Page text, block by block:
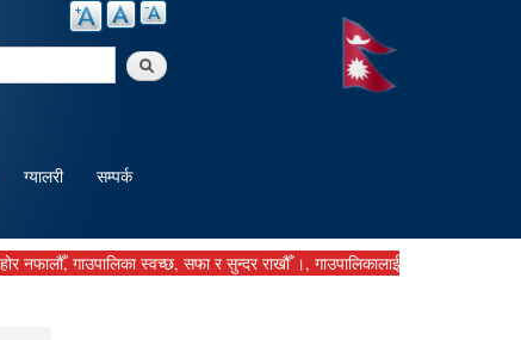
ग्यालरी
सम्पर्क
गाउपालिका स्वच्छ, सफा र सुन्दर राखौँ ।, गाउपालिकालाई बुझाउनु पर्ने कर